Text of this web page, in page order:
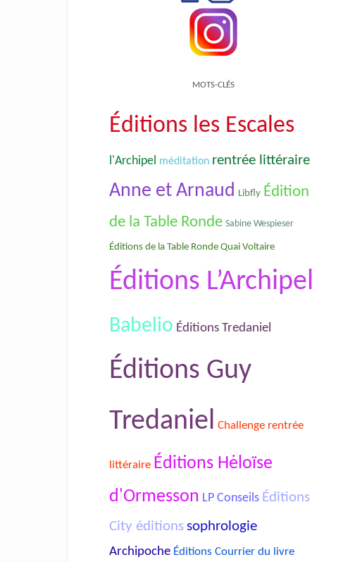
MOTS-CLÉS
Éditions les Escales
l'Archipel méditation rentrée littéraire
Anne et Arnaud Libfly Édition
de la Table Ronde Sabine Wespieser
Éditions de la Table Ronde Quai Voltaire
Éditions L’Archipel
Babelio Éditions Tredaniel
Éditions Guy
Tredaniel Challenge rentrée
littéraire Éditions Hėloïse
d'Ormesson LP Conseils Éditions
City éditions sophrologie
Archipoche Éditions Courrier du livre